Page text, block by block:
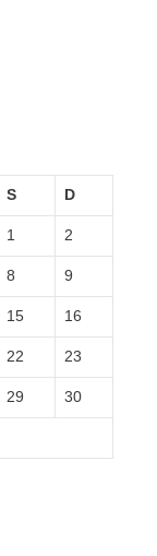
S D
1 2
8 9
15 16
22 23
29 30